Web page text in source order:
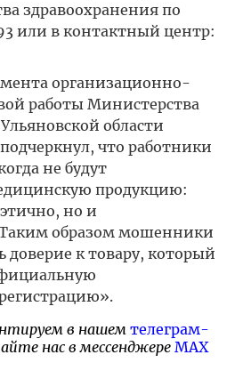
здравоохранения по
или в контактный центр:
организационно-
работы Министерства
области
что работники
не будут
продукцию:
но и
образом мошенники
доверие к товару, который
в нашем телеграм-
нас в мессенджере MAX